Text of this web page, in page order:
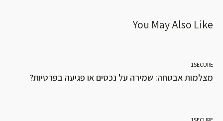
You May Also Like
1SECURE
מצלמות אבטחה: שמירה על נכסים או פגיעה בפרטיות?